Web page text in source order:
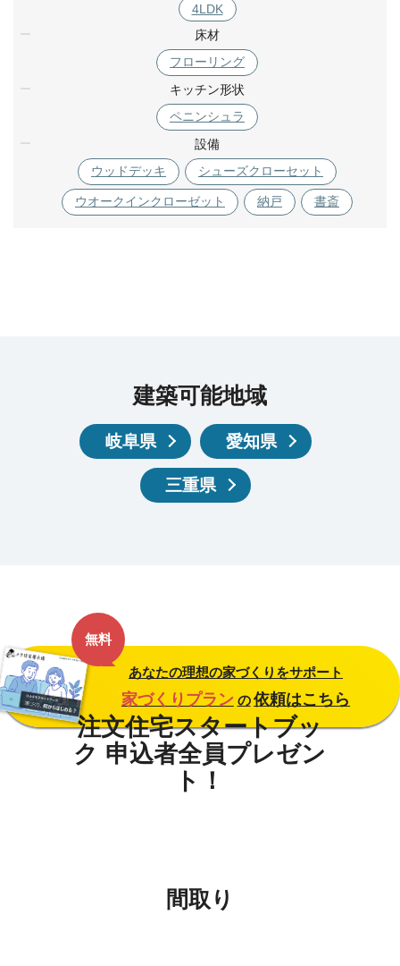
4LDK
床材
フローリング
キッチン形状
ペニンシュラ
設備
ウッドデッキ
シューズクローセット
ウオークインクローゼット 納戸 書斎
建築可能地域
岐阜県 愛知県
三重県
無料
あなたの理想の家づくりをサポート
家づくりプラン の 依頼はこちら
間取り